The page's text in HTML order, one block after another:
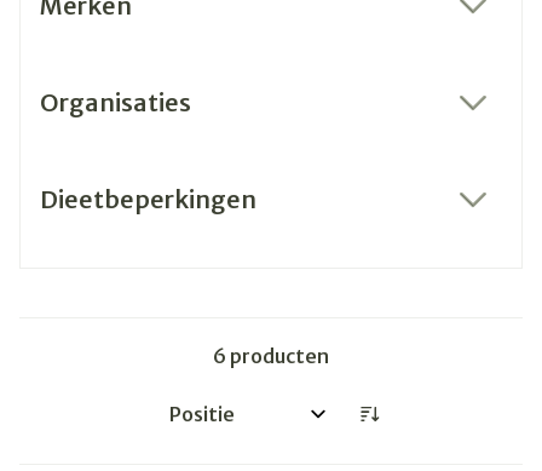
Organisaties
Dieetbeperkingen
6 producten
Sorteer op: